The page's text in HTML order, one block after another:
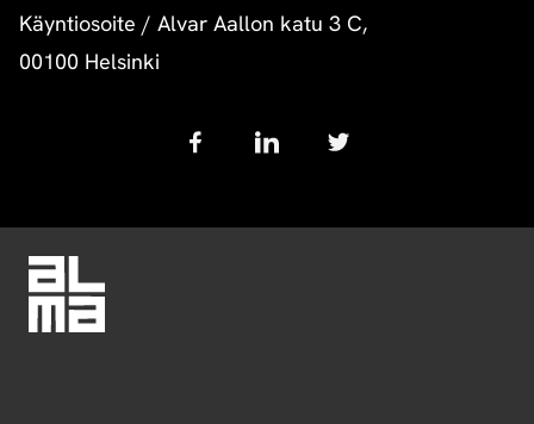
Käyntiosoite / Alvar Aallon katu 3 C,
00100 Helsinki